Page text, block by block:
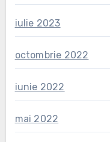
iulie 2023
octombrie 2022
iunie 2022
mai 2022